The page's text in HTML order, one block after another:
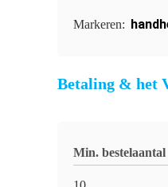
Markeren:
Betaling & het
Min. bestelaantal